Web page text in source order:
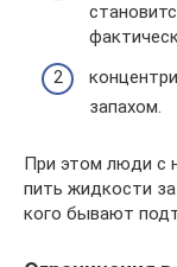
запахом.
При этом люди с
пить жидкости
кого бывают